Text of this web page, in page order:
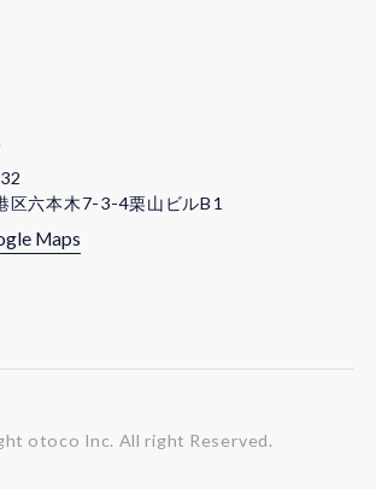
区六本木7-3-4栗山ビルB1
Maps
otoco Inc. All right Reserved.